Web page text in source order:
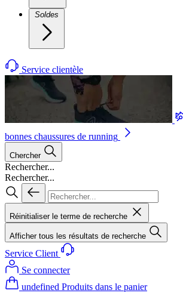
Soldes
Service clientèle
bonnes chaussures de running
Chercher
Rechercher...
Rechercher...
Réinitialiser le terme de recherche
Afficher tous les résultats de recherche
Service Client
Se connecter
undefined Produits dans le panier